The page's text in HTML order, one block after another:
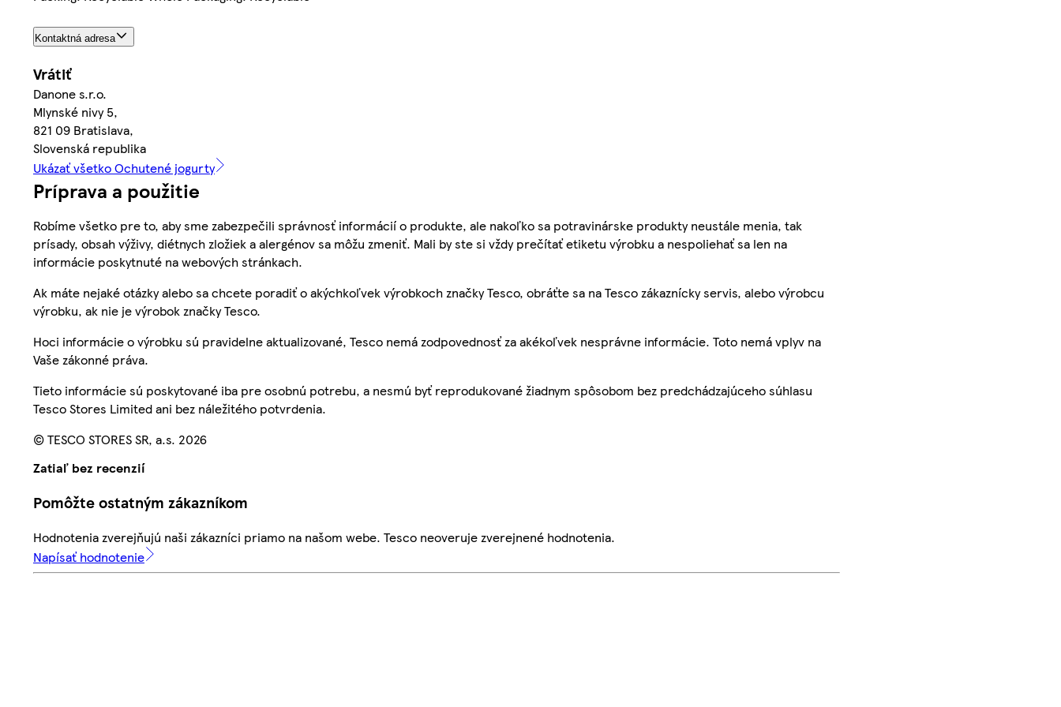
Kontaktná adresa
Vrátiť
Danone s.r.o.
Mlynské nivy 5,
821 09 Bratislava,
Slovenská republika
Ukázať všetko Ochutené jogurty
Príprava a použitie
Robíme všetko pre to, aby sme zabezpečili správnosť informácií o produkte, ale nakoľko sa potravinárske produkty neustále menia, tak
prísady, obsah výživy, diétnych zložiek a alergénov sa môžu zmeniť. Mali by ste si vždy prečítať etiketu výrobku a nespoliehať sa len na
informácie poskytnuté na webových stránkach.
Ak máte nejaké otázky alebo sa chcete poradiť o akýchkoľvek výrobkoch značky Tesco, obráťte sa na Tesco zákaznícky servis, alebo výrobcu
výrobku, ak nie je výrobok značky Tesco.
Hoci informácie o výrobku sú pravidelne aktualizované, Tesco nemá zodpovednosť za akékoľvek nesprávne informácie. Toto nemá vplyv na
Vaše zákonné práva.
Tieto informácie sú poskytované iba pre osobnú potrebu, a nesmú byť reprodukované žiadnym spôsobom bez predchádzajúceho súhlasu
Tesco Stores Limited ani bez náležitého potvrdenia.
© TESCO STORES SR, a.s. 2026
Zatiaľ bez recenzií
Pomôžte ostatným zákazníkom
Hodnotenia zverejňujú naši zákazníci priamo na našom webe. Tesco neoveruje zverejnené hodnotenia.
Napísať hodnotenie